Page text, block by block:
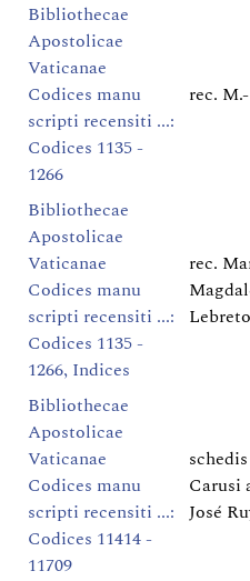
Bibliothecae
Apostolicae
Vaticanae
Codices manu
scripti recensiti ...:
Codices 1135 -
1266
rec.
Bibliothecae
Apostolicae
Vaticanae
Codices manu
scripti recensiti ...:
Codices 1135 -
1266, Indices
rec.
Bibliothecae
Apostolicae
Vaticanae
Codices manu
scripti recensiti ...:
Codices 11414 -
11709
Carusi
José